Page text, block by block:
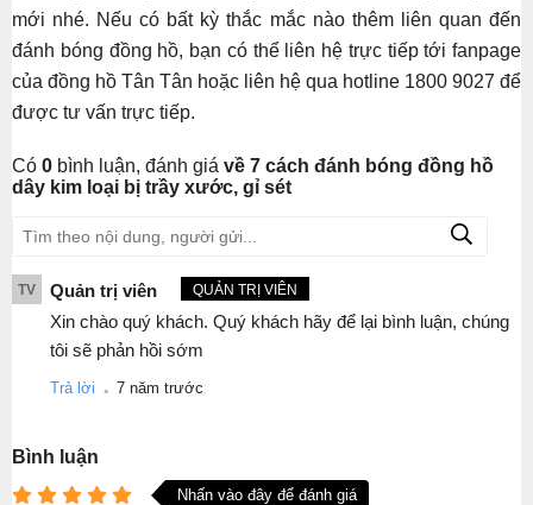
mới nhé. Nếu có bất kỳ thắc mắc nào thêm liên quan đến
đánh bóng đồng hồ, bạn có thể liên hệ trực tiếp tới fanpage
của đồng hồ Tân Tân hoặc liên hệ qua hotline 1800 9027 để
được tư vấn trực tiếp.
Có 0 bình luận, đánh giá về 7 cách đánh bóng đồng hồ
dây kim loại bị trầy xước, gỉ sét
TV Quản trị viên QUẢN TRỊ VIÊN
Xin chào quý khách. Quý khách hãy để lại bình luận, chúng
tôi sẽ phản hồi sớm
Trả lời . 7 năm trước
Bình luận
Nhấn vào đây để đánh giá